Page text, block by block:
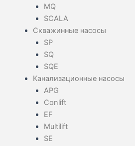
MQ
SCALA
Скважинные насосы
SP
SQ
SQE
Канализационные насосы
APG
Conlift
EF
Multilift
SE